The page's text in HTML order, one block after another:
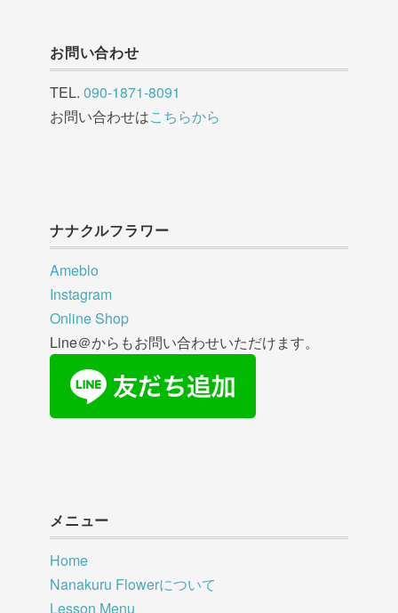
お問い合わせ
TEL. 090-1871-8091
お問い合わせはこちらから
ナナクルフラワー
Ameblo
Instagram
Online Shop
Line＠からもお問い合わせいただけます。
メニュー
Home
Nanakuru Flowerについて
Lesson Menu